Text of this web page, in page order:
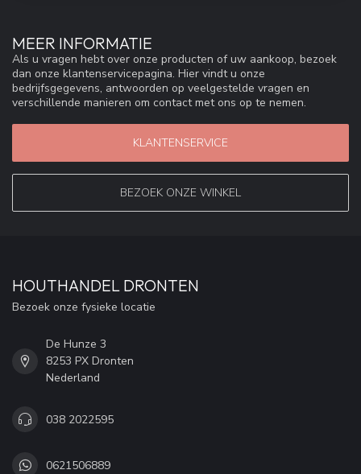
MEER INFORMATIE
Als u vragen hebt over onze producten of uw aankoop, bezoek
dan onze klantenservicepagina. Hier vindt u onze
bedrijfsgegevens, antwoorden op veelgestelde vragen en
verschillende manieren om contact met ons op te nemen.
KLANTENSERVICE
BEZOEK ONZE WINKEL
HOUTHANDEL DRONTEN
Bezoek onze fysieke locatie
De Hunze 3
8253 PX Dronten
Nederland
038 2022595
0621506889